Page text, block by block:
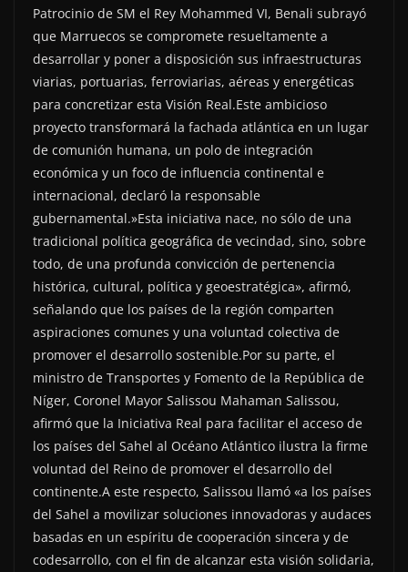
Patrocinio de SM el Rey Mohammed VI, Benali subrayó
que Marruecos se compromete resueltamente a
desarrollar y poner a disposición sus infraestructuras
viarias, portuarias, ferroviarias, aéreas y energéticas
para concretizar esta Visión Real.Este ambicioso
proyecto transformará la fachada atlántica en un lugar
de comunión humana, un polo de integración
económica y un foco de influencia continental e
internacional, declaró la responsable
gubernamental.»Esta iniciativa nace, no sólo de una
tradicional política geográfica de vecindad, sino, sobre
todo, de una profunda convicción de pertenencia
histórica, cultural, política y geoestratégica», afirmó,
señalando que los países de la región comparten
aspiraciones comunes y una voluntad colectiva de
promover el desarrollo sostenible.Por su parte, el
ministro de Transportes y Fomento de la República de
Níger, Coronel Mayor Salissou Mahaman Salissou,
afirmó que la Iniciativa Real para facilitar el acceso de
los países del Sahel al Océano Atlántico ilustra la firme
voluntad del Reino de promover el desarrollo del
continente.A este respecto, Salissou llamó «a los países
del Sahel a movilizar soluciones innovadoras y audaces
basadas en un espíritu de cooperación sincera y de
codesarrollo, con el fin de alcanzar esta visión solidaria,